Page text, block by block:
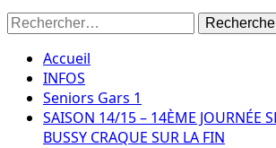
Rechercher :
Accueil
INFOS
Seniors Gars 1
SAISON 14/15 – 14ÈME JOURNÉE
BUSSY CRAQUE SUR LA FIN